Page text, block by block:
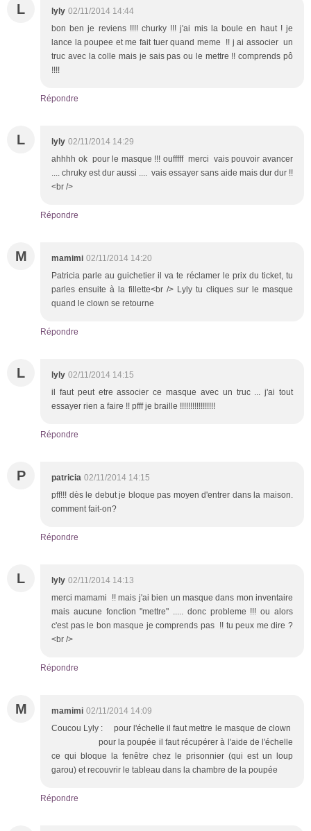
L lyly 02/11/2014 14:44
bon ben je reviens !!!! churky !!! j'ai mis la boule en haut ! je
lance la poupee et me fait tuer quand meme !! j ai associer un
truc avec la colle mais je sais pas ou le mettre !! comprends pô
!!!!
Répondre
L lyly 02/11/2014 14:29
ahhhh ok pour le masque !!! oufffff merci vais pouvoir avancer
.... chruky est dur aussi .... vais essayer sans aide mais dur dur !!
<br />
Répondre
M mamimi 02/11/2014 14:20
Patricia parle au guichetier il va te réclamer le prix du ticket, tu
parles ensuite à la fillette<br /> Lyly tu cliques sur le masque
quand le clown se retourne
Répondre
L lyly 02/11/2014 14:15
il faut peut etre associer ce masque avec un truc ... j'ai tout
essayer rien a faire !! pfff je braille !!!!!!!!!!!!!!!!!
Répondre
P patricia 02/11/2014 14:15
pff!!! dès le debut je bloque pas moyen d'entrer dans la maison.
comment fait-on?
Répondre
L lyly 02/11/2014 14:13
merci mamami !! mais j'ai bien un masque dans mon inventaire
mais aucune fonction "mettre" ..... donc probleme !!! ou alors
c'est pas le bon masque je comprends pas !! tu peux me dire ?
<br />
Répondre
M mamimi 02/11/2014 14:09
Coucou Lyly : pour l'échelle il faut mettre le masque de clown
pour la poupée il faut récupérer à l'aide de l'échelle
ce qui bloque la fenêtre chez le prisonnier (qui est un loup
garou) et recouvrir le tableau dans la chambre de la poupée
Répondre